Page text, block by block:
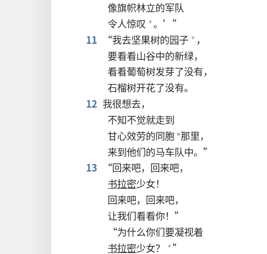
像旗帜林立的军队
令人惊叹 + 。’”
11
“我去坚果树的园子 + ，
要看看山谷中的新绿，
看看葡萄树发芽了没有，
石榴树开花了没有。
12 我很想去，
不知不觉就走到
甘心效劳的同胞*那里，
来到他们的马车队中。”
13
“回来吧，回来吧，
书拉密少女！
回来吧，回来吧，
让我们看看你！”
“为什么你们要凝视着
书拉密少女？ + ”